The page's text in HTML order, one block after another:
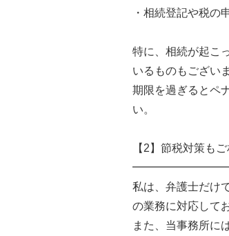
・相続登記や税の
特に、相続が起こ
いるものもござい
期限を過ぎるとペ
い。
【2】節税対策も
私は、弁護士だけ
の業務に対応して
また、当事務所に